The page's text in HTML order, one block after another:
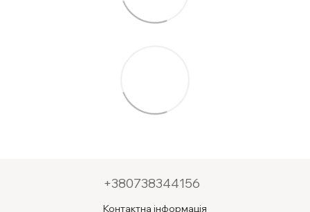
+380738344156
Контактна інформація